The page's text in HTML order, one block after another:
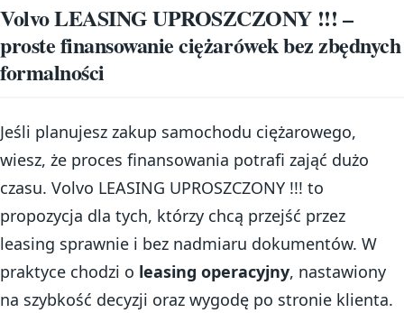
Volvo LEASING UPROSZCZONY !!! –
proste finansowanie ciężarówek bez zbędnych
formalności
Jeśli planujesz zakup samochodu ciężarowego,
wiesz, że proces finansowania potrafi zająć dużo
czasu. Volvo LEASING UPROSZCZONY !!! to
propozycja dla tych, którzy chcą przejść przez
leasing sprawnie i bez nadmiaru dokumentów. W
praktyce chodzi o leasing operacyjny, nastawiony
na szybkość decyzji oraz wygodę po stronie klienta.